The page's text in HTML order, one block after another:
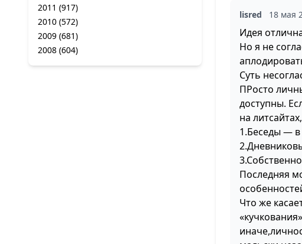
2011 (917)
2010 (572)
2009 (681)
2008 (604)
lisred 18 мая
Идея
Но я не
Суть
ПРосто
доступны.
на
1.Беседы —
Последняя
Что же